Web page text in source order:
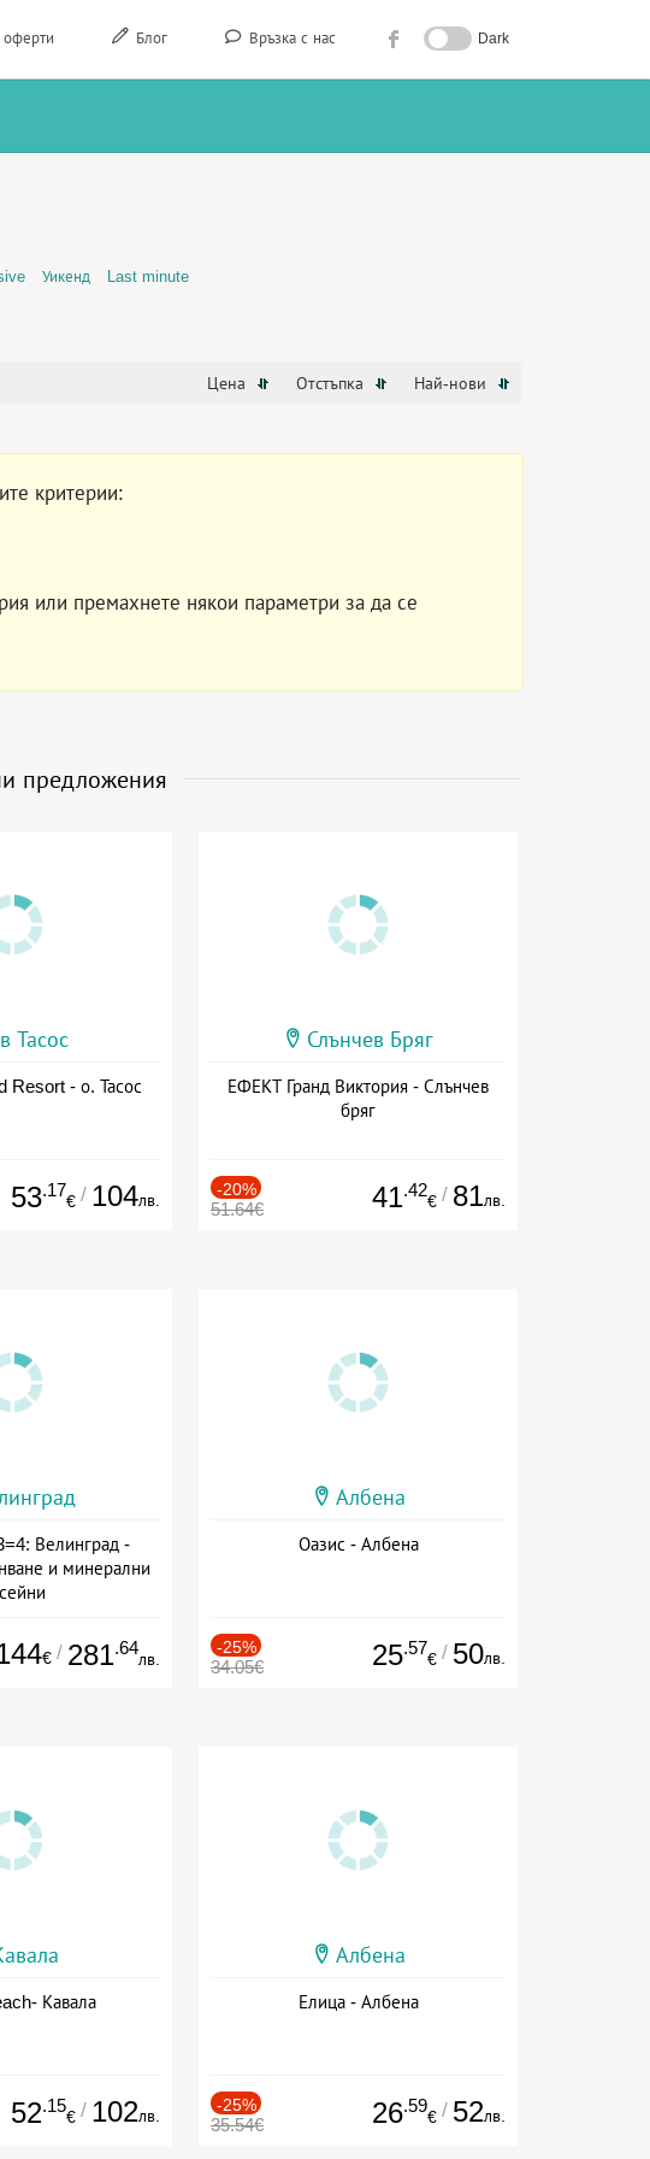
Блог Връзка с нас Dark
Уикенд Last minute
Цена Отстъпка Най-нови
критерии:
или премахнете някои параметри за да се
предложения
Тасос
Resort - о. Тасос
53.17
€ / 104лв.
Слънчев Бряг
ЕФЕКТ Гранд Виктория - Слънчев
бряг
-20%
51.64€ 41.42
€ / 81лв.
Велинград -
и минерални
€ / 281.64
лв.
Албена
Оазис - Албена
-25%
34.05€ 25.57
€ / 50лв.
Кавала
52.15
€ / 102лв.
Албена
Елица - Албена
-25%
35.54€ 26.59
€ / 52лв.